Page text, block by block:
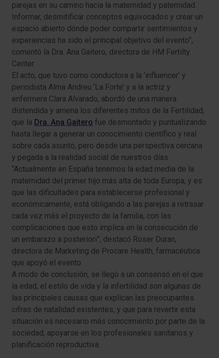
parejas en su camino hacia la maternidad y paternidad.
Informar, desmitificar conceptos equivocados y crear un
espacio abierto dónde poder compartir sentimientos y
experiencias ha sido el principal objetivo del evento”,
comentó la Dra. Ana Gaitero, directora de HM Fertilty
Center.
El acto, que tuvo como conductora a la ‘influencer’ y
periodista Alma Andreu ‘La Forte’ y a la actriz y
enfermera Clara Alvarado, abordó de una manera
distendida y amena los diferentes mitos de la Fertilidad,
que la Dra. Ana Gaitero fue desmontado y puntualizando
hasta llegar a generar un conocimiento científico y real
sobre cada asunto, pero desde una perspectiva cercana
y pegada a la realidad social de nuestros días.
“Actualmente en España tenemos la edad media de la
maternidad del primer hijo más alta de toda Europa, y es
que las dificultades para establecerse profesional y
económicamente, está obligando a las parejas a retrasar
cada vez más el proyecto de la familia, con las
complicaciones que esto implica en la consecución de
un embarazo a posteriori”, destacó Roser Duran,
directora de Marketing de Procare Health, farmacéutica
que apoyó el evento.
A modo de conclusión, se llegó a un consensó en el que
la edad, el estilo de vida y la infertilidad son algunas de
las principales causas que explican las preocupantes
cifras de natalidad existentes, y que para revertir esta
situación es necesario más conocimiento por parte de la
sociedad, apoyarse en los profesionales sanitarios y
planificación reproductiva.